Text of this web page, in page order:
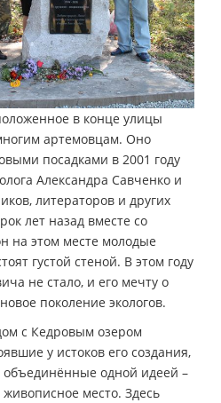
в конце улицы
артемовцам. Оно
посадками в 2001 году
Александра Савченко и
литераторов и других
лет назад вместе со
на этом месте молодые
густой стеной. В этом году
не стало, и его мечту о
поколение экологов.
с Кедровым озером
у истоков его создания,
одной идеей –
место. Здесь